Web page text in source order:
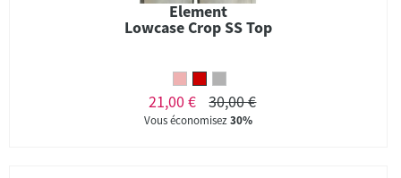
Element
Lowcase Crop SS Top
21,00 € 30,00 €
Vous économisez30%